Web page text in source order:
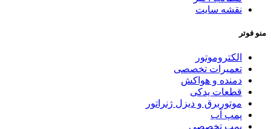
نقشه سایت
منو فوتر
الکتروموتور
تعمیرات تخصصی
دمنده و هواکش
قطعات یدکی
موتوربرق و دیزل ژنراتور
پمپ آب
پمپ تخصصی